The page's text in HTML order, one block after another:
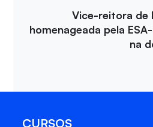
Vice-reitora de
homenageada pela
na
CURSOS